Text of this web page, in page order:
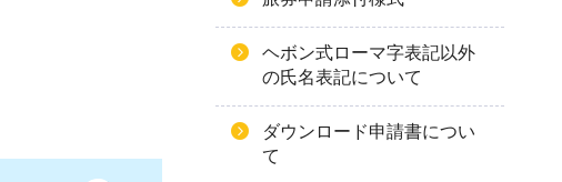
ヘボン式ローマ字表記以外
の氏名表記について
ダウンロード申請書につい
て